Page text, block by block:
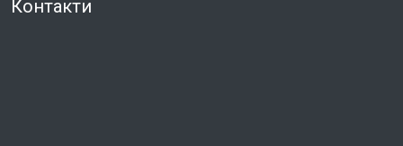
Контакти